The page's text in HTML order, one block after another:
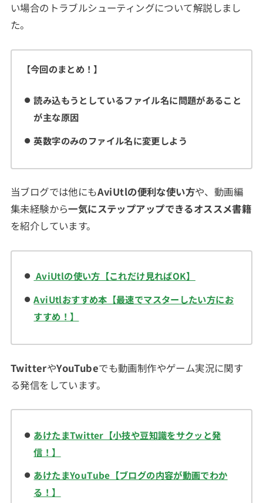
い場合のトラブルシューティングについて解説しまし
た。
【今回のまとめ！】
読み込もうとしているファイル名に問題があること
が主な原因
英数字のみのファイル名に変更しよう
当ブログでは他にもAviUtlの便利な使い方や、動画編
集未経験から一気にステップアップできるオススメ書籍
を紹介しています。
AviUtlの使い方【これだけ見ればOK】
AviUtlおすすめ本【最速でマスターしたい方にお
すすめ！】
TwitterやYouTubeでも動画制作やゲーム実況に関す
る発信をしています。
あけたまTwitter【小技や豆知識をサクッと発
信！】
あけたまYouTube【ブログの内容が動画でわか
る！】